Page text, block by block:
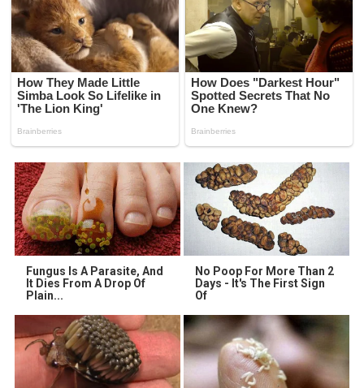
Fungus Is A Parasite, And
It Dies From A Drop Of
Plain...
No Poop For More Than 2
Days - It's The First Sign
Of